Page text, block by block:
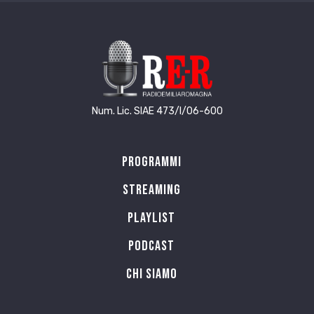
Indietro. Avanti. Sopra il brutto e il bello.
Ridente. Quando sdentata avanti!
a ritemprare la lama il martello.
paêš desèrt. I n’ú mía incuntrâ
un’ànma vîva. Gnan un gàt
Agli anme môrte s’i vöi túte
pàlida paurûsa cûn la su vèsta nigra
Num. Lic. SIAE 473/I/06-600
Programmi
Streaming
Playlist
PODCAST
Chi siamo